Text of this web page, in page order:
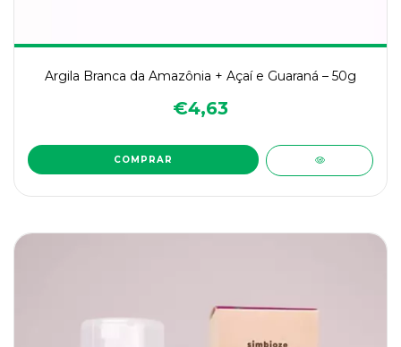
Argila Branca da Amazônia + Açaí e Guaraná – 50g
€4,63